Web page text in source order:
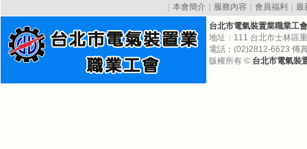
｜本會簡介 服務內容 ｜會員福利 ｜最
台北市電氣裝置業職業工會
地址：111 台北市士林區
電話：(02)2812-6623 傳
版權所有 © 台北市電氣裝